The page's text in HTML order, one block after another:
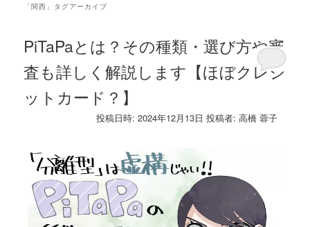
「関西 」タグアーカイブ
PiTaPaとは？その種類・選び方や審
査も詳しく解説します【ほぼクレジ
ットカード？】
投稿日時:2024年12月13日 投稿者:高橋 蓉子